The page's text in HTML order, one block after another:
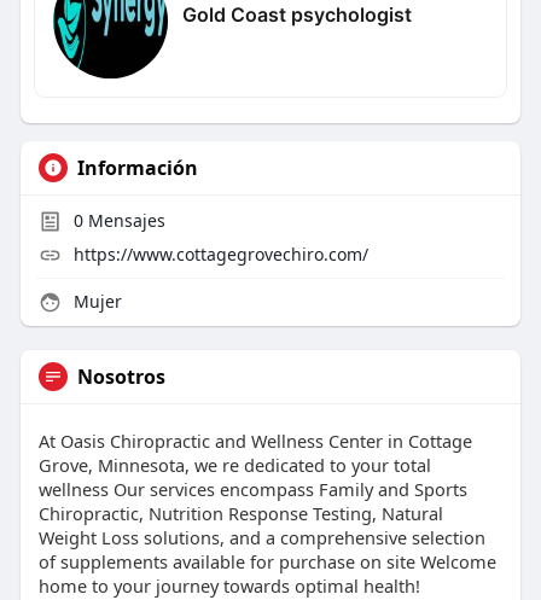
Gold Coast psychologist
Información
0Mensajes
https://www.cottagegrovechiro.com/
Mujer
Nosotros
At Oasis Chiropractic and Wellness Center in Cottage
Grove, Minnesota, we re dedicated to your total
wellness Our services encompass Family and Sports
Chiropractic, Nutrition Response Testing, Natural
Weight Loss solutions, and a comprehensive selection
of supplements available for purchase on site Welcome
home to your journey towards optimal health!